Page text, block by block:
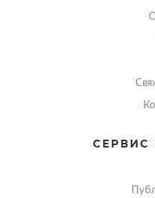
СЕРВИС